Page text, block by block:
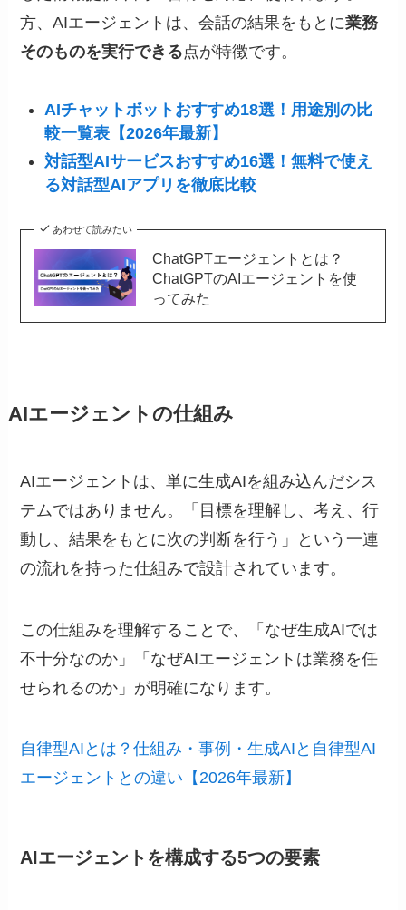
方、AIエージェントは、会話の結果をもとに業務
そのものを実行できる点が特徴です。
AIチャットボットおすすめ18選！用途別の比
較一覧表【2026年最新】
対話型AIサービスおすすめ16選！無料で使え
る対話型AIアプリを徹底比較
あわせて読みたい
ChatGPTエージェントとは？
ChatGPTのAIエージェントを使
ってみた
AIエージェントの仕組み
AIエージェントは、単に生成AIを組み込んだシス
テムではありません。「目標を理解し、考え、行
動し、結果をもとに次の判断を行う」という一連
の流れを持った仕組みで設計されています。
この仕組みを理解することで、「なぜ生成AIでは
不十分なのか」「なぜAIエージェントは業務を任
せられるのか」が明確になります。
自律型AIとは？仕組み・事例・生成AIと自律型AI
エージェントとの違い【2026年最新】
AIエージェントを構成する5つの要素